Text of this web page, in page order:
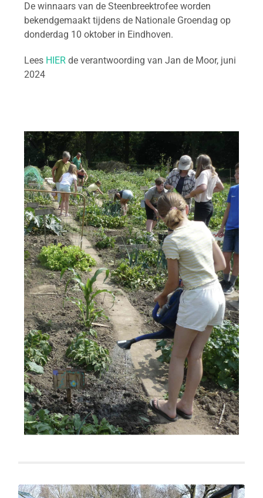
De winnaars van de Steenbreektrofee worden
bekendgemaakt tijdens de Nationale Groendag op
donderdag 10 oktober in Eindhoven.
Lees HIER de verantwoording van Jan de Moor, juni
2024